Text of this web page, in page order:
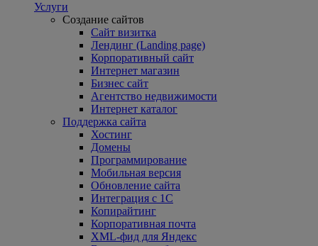
Услуги
Создание сайтов
Сайт визитка
Лендинг (Landing page)
Корпоративный сайт
Интернет магазин
Бизнес сайт
Агентство недвижимости
Интернет каталог
Поддержка сайта
Хостинг
Домены
Программирование
Мобильная версия
Обновление сайта
Интеграция с 1С
Копирайтинг
Корпоративная почта
XML-фид для Яндекс